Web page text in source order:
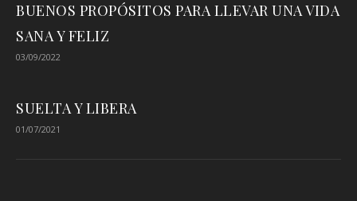
BUENOS PROPÓSITOS PARA LLEVAR UNA VIDA
SANA Y FELIZ
03/09/2022
SUELTA Y LIBERA
01/07/2021